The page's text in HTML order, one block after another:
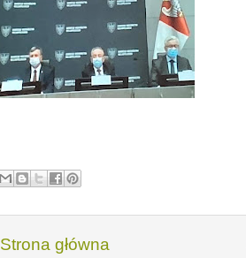
Strona główna